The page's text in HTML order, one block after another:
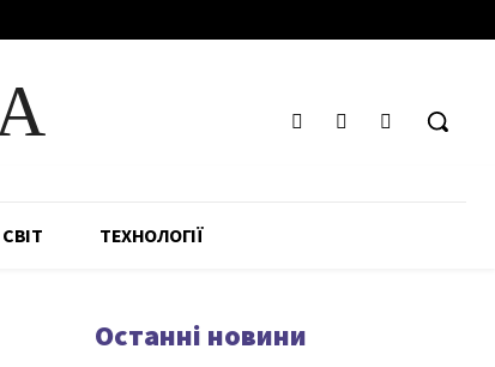
СВІТ ТЕХНОЛОГІЇ
Останні новини